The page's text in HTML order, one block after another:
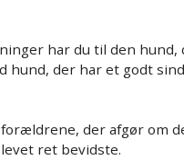
Klubchampionater
Årets udstillingshund
Årets lydighedshund
Uofficielle klubmesterskaber
Årets Sporhund
har du til den hund,
hund, der har et godt
der afgør om
ret bevidste.